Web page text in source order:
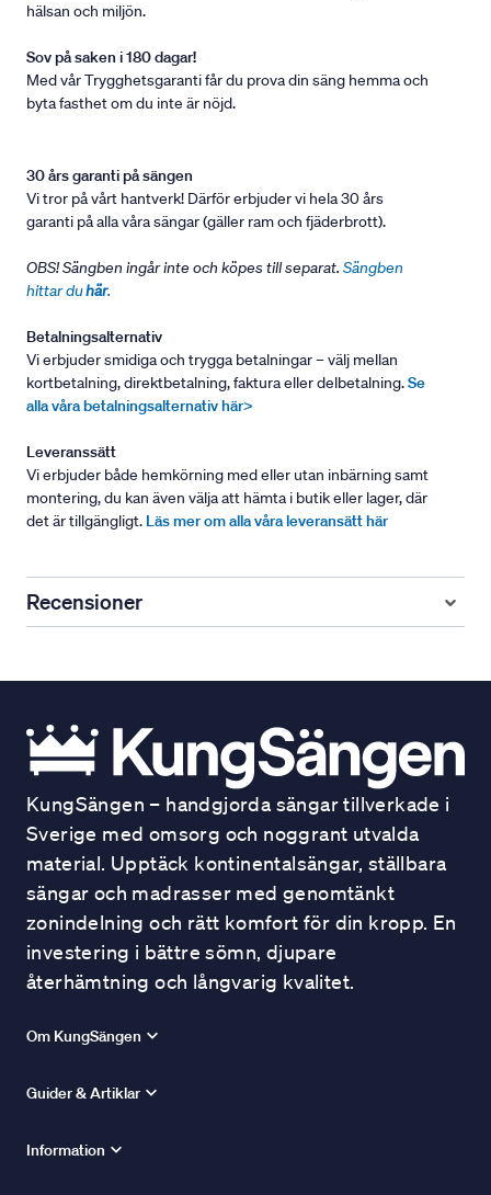
hälsan och miljön.
Sov på saken i 180 dagar!
Med vår Trygghetsgaranti får du prova din säng hemma och
byta fasthet om du inte är nöjd.
30 års garanti på sängen
Vi tror på vårt hantverk! Därför erbjuder vi hela 30 års
garanti på alla våra sängar (gäller ram och fjäderbrott).
OBS! Sängben ingår inte och köpes till separat. Sängben
hittar duhär.
Betalningsalternativ
Vi erbjuder smidiga och trygga betalningar – välj mellan
kortbetalning, direktbetalning, faktura eller delbetalning.Se
alla våra betalningsalternativ här>
Leveranssätt
Vi erbjuder både hemkörning med eller utan inbärning samt
montering, du kan även välja att hämta i butik eller lager, där
det är tillgängligt. Läs mer om alla våra leveransätt här
Recensioner
KungSängen – handgjorda sängar tillverkade i
Sverige med omsorg och noggrant utvalda
material. Upptäck kontinentalsängar, ställbara
sängar och madrasser med genomtänkt
zonindelning och rätt komfort för din kropp. En
investering i bättre sömn, djupare
återhämtning och långvarig kvalitet.
Om KungSängen
Guider & Artiklar
Information